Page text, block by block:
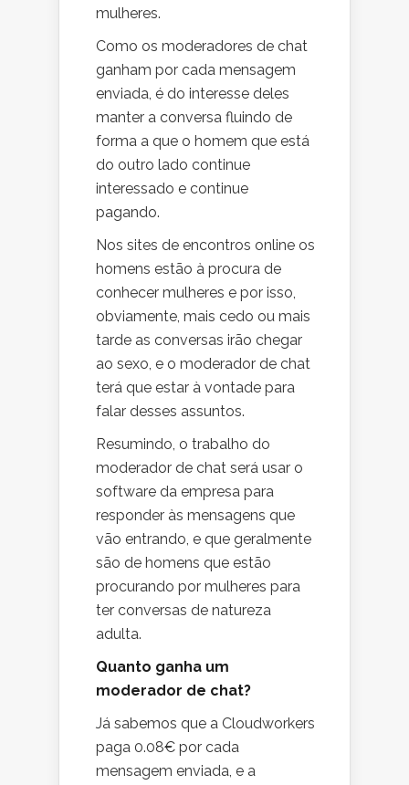
mulheres.
Como os moderadores de chat
ganham por cada mensagem
enviada, é do interesse deles
manter a conversa fluindo de
forma a que o homem que está
do outro lado continue
interessado e continue
pagando.
Nos sites de encontros online os
homens estão à procura de
conhecer mulheres e por isso,
obviamente, mais cedo ou mais
tarde as conversas irão chegar
ao sexo, e o moderador de chat
terá que estar à vontade para
falar desses assuntos.
Resumindo, o trabalho do
moderador de chat será usar o
software da empresa para
responder às mensagens que
vão entrando, e que geralmente
são de homens que estão
procurando por mulheres para
ter conversas de natureza
adulta.
Quanto ganha um
moderador de chat?
Já sabemos que a Cloudworkers
paga 0.08€ por cada
mensagem enviada, e a